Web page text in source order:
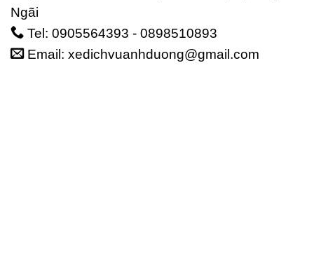
Ngãi
Tel: 0905564393 - 0898510893
Email: xedichvuanhduong@gmail.com